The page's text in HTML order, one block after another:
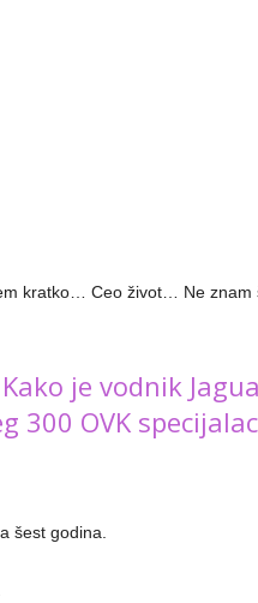
kratko… Ceo život… Ne znam
je vodnik
300 OVK
šest godina.